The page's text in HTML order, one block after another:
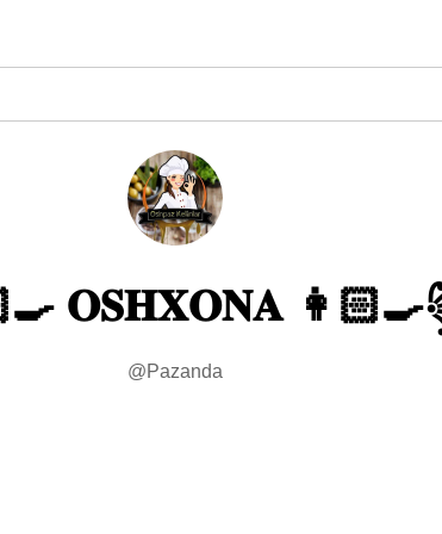
𝐎𝐒𝐇𝐗𝐎𝐍𝐀
@Pazanda